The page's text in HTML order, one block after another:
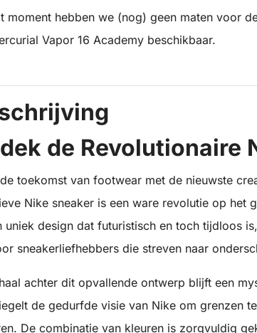
moment hebben we (nog) geen maten voor
Vapor 16 Academy beschikbaar.
de Revolutionaire
toekomst van footwear met de nieuwste
Nike sneaker is een ware revolutie op het
uniek design dat futuristisch en toch tijdloos
sneakerliefhebbers die streven naar
achter dit opvallende ontwerp blijft een
de gedurfde visie van Nike om grenzen
De combinatie van kleuren is zorgvuldig